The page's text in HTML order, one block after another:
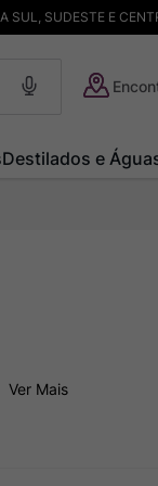
SUL, SUDESTE E
Destilados e
Ver Mais